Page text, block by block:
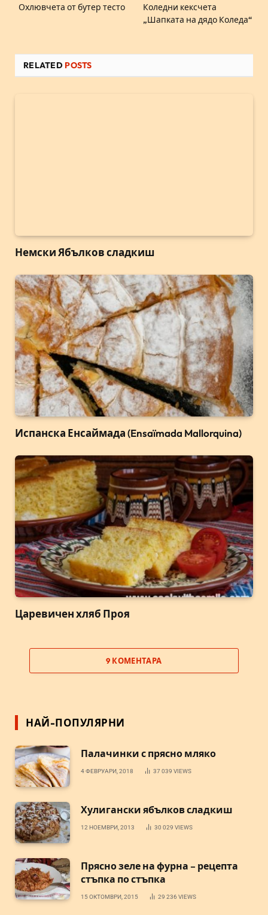
Охлювчета от бутер тесто
Коледни кексчета
„Шапката на дядо Коледа“
RELATED POSTS
Немски Ябълков сладкиш
Испанска Енсаймада (Ensaïmada Mallorquina)
Царевичен хляб Проя
9 КОМЕНТАРА
НАЙ-ПОПУЛЯРНИ
Палачинки с прясно мляко
4 ФЕВРУАРИ, 2018 37 039 VIEWS
Хулигански ябълков сладкиш
12 НОЕМВРИ, 2013 30 029 VIEWS
Прясно зеле на фурна – рецепта
стъпка по стъпка
15 ОКТОМВРИ, 2015 29 236 VIEWS